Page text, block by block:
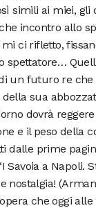
simili ai miei, gli
incontro allo
ci rifletto,
spettatore…
un futuro re che
sua
dovrà
e il peso della
dalle prime
Savoia a Napoli.
nostalgia!
che oggi